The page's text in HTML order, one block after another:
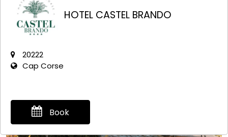
Hotel Castel
Brando en Les
Mouettes
HOTEL CASTEL BRANDO
20222
Cap Corse
Book